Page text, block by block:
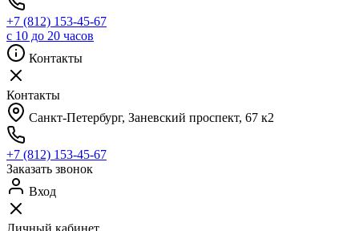
+7 (812) 153-45-67
с 10 до 20 часов
Контакты
Контакты
Санкт-Петербург, ​Заневский проспект, 67 к2
+7 (812) 153-45-67
Заказать звонок
Вход
Личный кабинет